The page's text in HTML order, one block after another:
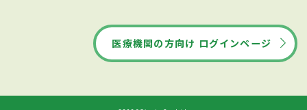
医療機関の方向け ログインページ